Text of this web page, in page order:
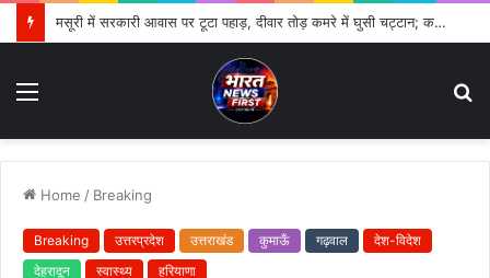
मसूरी में सरकारी आवास पर टूटा पहाड़, दीवार तोड़ कमरे में घुसी चट्टान; कर्मचारी का परिवार बाल-बाल बचा
Home / Breaking
Breaking उत्तरप्रदेश उत्तराखंड कुमाऊँ गढ़वाल
देश-विदेश
देहरादून
स्वास्थ्य हरियाणा